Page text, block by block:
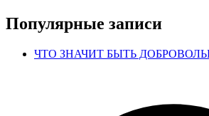
Популярные записи
ЧТО ЗНАЧИТ БЫТЬ